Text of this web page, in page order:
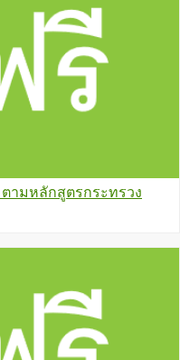
ามหลักสูตรกระทรวง